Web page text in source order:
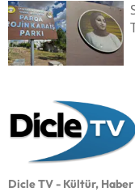
Dicle TV - Kültür,